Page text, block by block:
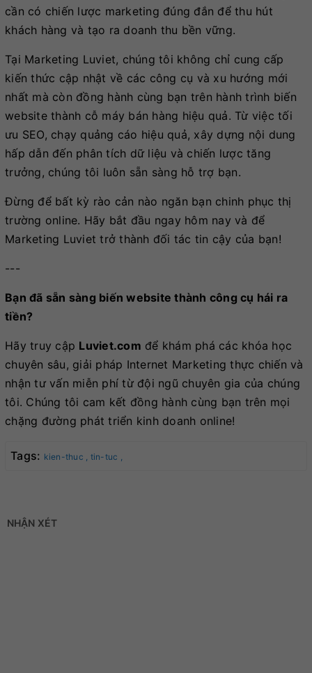
cần có chiến lược marketing đúng đắn để thu hút
khách hàng và tạo ra doanh thu bền vững.
Tại Marketing Luviet, chúng tôi không chỉ cung cấp
kiến thức cập nhật về các công cụ và xu hướng mới
nhất mà còn đồng hành cùng bạn trên hành trình biến
website thành cỗ máy bán hàng hiệu quả. Từ việc tối
ưu SEO, chạy quảng cáo hiệu quả, xây dựng nội dung
hấp dẫn đến phân tích dữ liệu và chiến lược tăng
trưởng, chúng tôi luôn sẵn sàng hỗ trợ bạn.
Đừng để bất kỳ rào cản nào ngăn bạn chinh phục thị
trường online. Hãy bắt đầu ngay hôm nay và để
Marketing Luviet trở thành đối tác tin cậy của bạn!
---
Bạn đã sẵn sàng biến website thành công cụ hái ra
tiền?
Hãy truy cập Luviet.com để khám phá các khóa học
chuyên sâu, giải pháp Internet Marketing thực chiến và
nhận tư vấn miễn phí từ đội ngũ chuyên gia của chúng
tôi. Chúng tôi cam kết đồng hành cùng bạn trên mọi
chặng đường phát triển kinh doanh online!
Tags: kien-thuc , tin-tuc ,
NHẬN XÉT